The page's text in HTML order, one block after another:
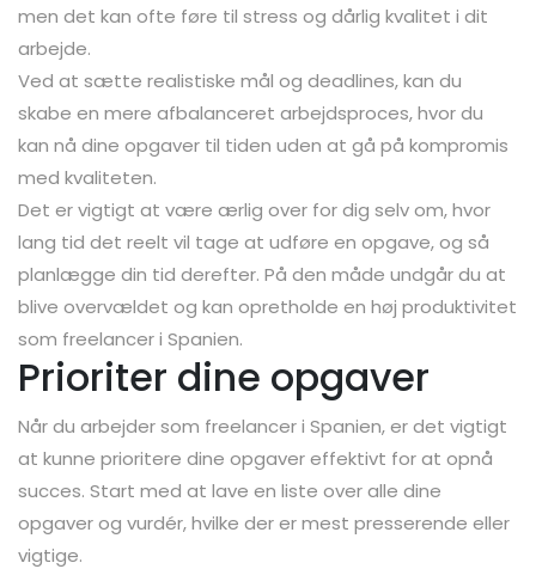
men det kan ofte føre til stress og dårlig kvalitet i dit
arbejde.
Ved at sætte realistiske mål og deadlines, kan du
skabe en mere afbalanceret arbejdsproces, hvor du
kan nå dine opgaver til tiden uden at gå på kompromis
med kvaliteten.
Det er vigtigt at være ærlig over for dig selv om, hvor
lang tid det reelt vil tage at udføre en opgave, og så
planlægge din tid derefter. På den måde undgår du at
blive overvældet og kan opretholde en høj produktivitet
som freelancer i Spanien.
Prioriter dine opgaver
Når du arbejder som freelancer i Spanien, er det vigtigt
at kunne prioritere dine opgaver effektivt for at opnå
succes. Start med at lave en liste over alle dine
opgaver og vurdér, hvilke der er mest presserende eller
vigtige.